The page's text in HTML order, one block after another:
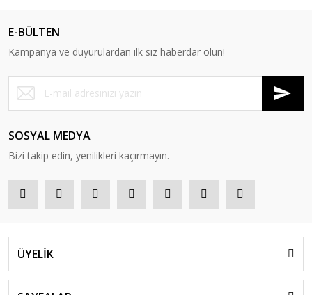
E-BÜLTEN
Kampanya ve duyurulardan ilk siz haberdar olun!
SOSYAL MEDYA
Bizi takip edin, yenilikleri kaçırmayın.
ÜYELİK